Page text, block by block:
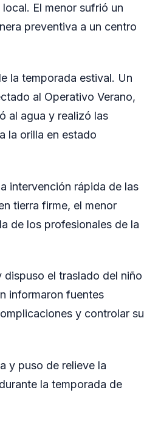
El menor sufrió un
preventiva a un centro
la temporada estival. Un
al Operativo Verano,
al agua y realizó las
la orilla en estado
intervención rápida de las
tierra firme, el menor
de los profesionales de la
el traslado del niño
informaron fuentes
y controlar su
y puso de relieve la
la temporada de